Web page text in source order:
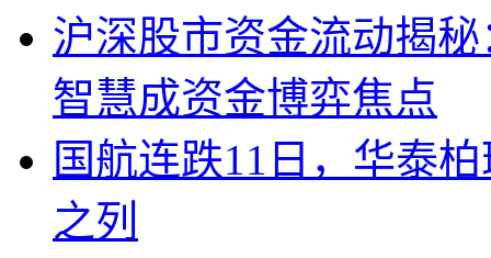
沪深股市资金流动揭
智慧成资金博弈焦点
国航连跌11日，华泰
之列